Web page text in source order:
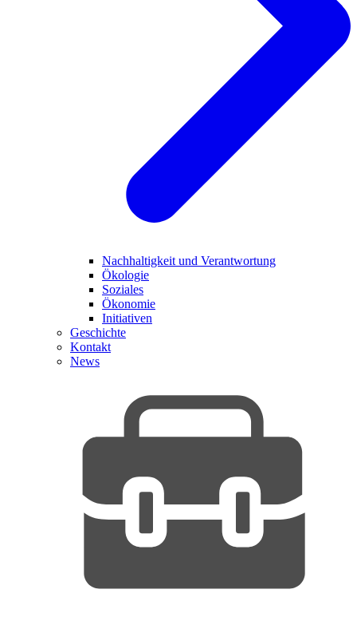
Nachhaltigkeit und Verantwortung
Ökologie
Soziales
Ökonomie
Initiativen
Geschichte
Kontakt
News